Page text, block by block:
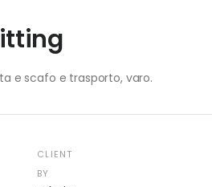
e scafo e trasporto, varo.
CLIENT
BY